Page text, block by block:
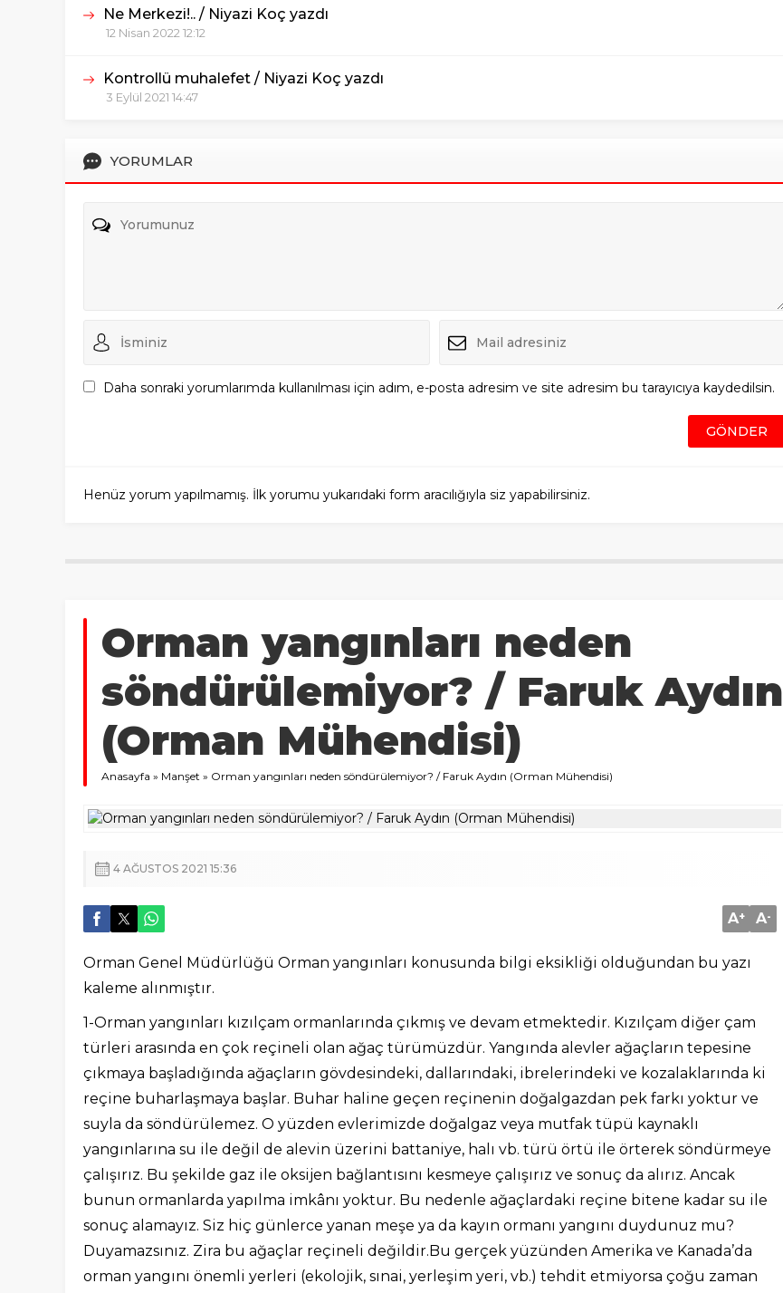
Ne Merkezi!.. / Niyazi Koç yazdı
12 Nisan 2022 12:12
Kontrollü muhalefet / Niyazi Koç yazdı
3 Eylül 2021 14:47
YORUMLAR
Daha sonraki yorumlarımda kullanılması için adım, e-posta adresim ve site adresim bu tarayıcıya kaydedilsin.
Henüz yorum yapılmamış. İlk yorumu yukarıdaki form aracılığıyla siz yapabilirsiniz.
Orman yangınları neden
söndürülemiyor? / Faruk Aydın
(Orman Mühendisi)
Anasayfa » Manşet » Orman yangınları neden söndürülemiyor? / Faruk Aydın (Orman Mühendisi)
4 AĞUSTOS 2021 15:36
A+ A-
Orman Genel Müdürlüğü Orman yangınları konusunda bilgi eksikliği olduğundan bu yazı
kaleme alınmıştır.
1-Orman yangınları kızılçam ormanlarında çıkmış ve devam etmektedir. Kızılçam diğer çam
türleri arasında en çok reçineli olan ağaç türümüzdür. Yangında alevler ağaçların tepesine
çıkmaya başladığında ağaçların gövdesindeki, dallarındaki, ibrelerindeki ve kozalaklarında ki
reçine buharlaşmaya başlar. Buhar haline geçen reçinenin doğalgazdan pek farkı yoktur ve
suyla da söndürülemez. O yüzden evlerimizde doğalgaz veya mutfak tüpü kaynaklı
yangınlarına su ile değil de alevin üzerini battaniye, halı vb. türü örtü ile örterek söndürmeye
çalışırız. Bu şekilde gaz ile oksijen bağlantısını kesmeye çalışırız ve sonuç da alırız. Ancak
bunun ormanlarda yapılma imkânı yoktur. Bu nedenle ağaçlardaki reçine bitene kadar su ile
sonuç alamayız. Siz hiç günlerce yanan meşe ya da kayın ormanı yangını duydunuz mu?
Duyamazsınız. Zira bu ağaçlar reçineli değildir.Bu gerçek yüzünden Amerika ve Kanada’da
orman yangını önemli yerleri (ekolojik, sınai, yerleşim yeri, vb.) tehdit etmiyorsa çoğu zaman